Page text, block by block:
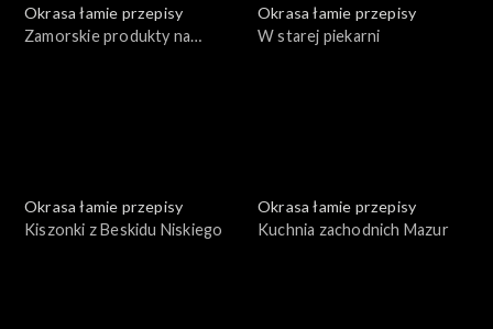
Okrasa łamie przepisy
Zamorskie produkty na
Okrasa łamie przepisy
W starej piekarni
Okrasa łamie przepisy
Kiszonki z Beskidu Niskiego
Okrasa łamie przepisy
Kuchnia zachodnich Mazur